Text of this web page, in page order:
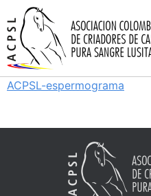
ACPSL-espermograma